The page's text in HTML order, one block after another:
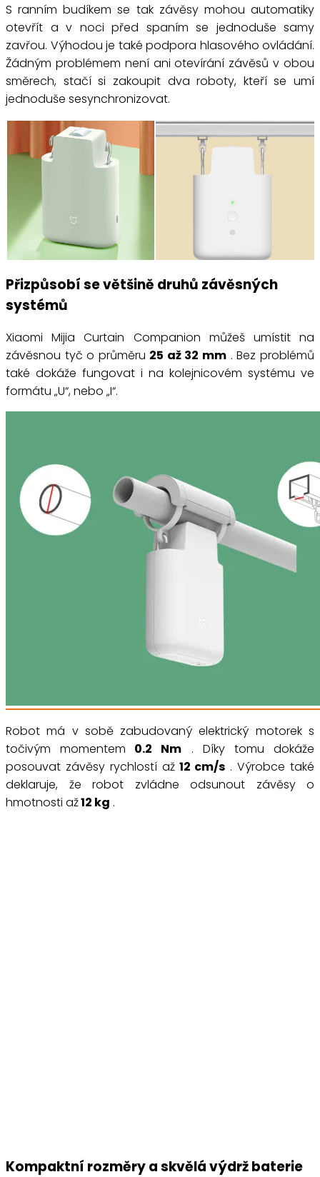
S ranním budíkem se tak závěsy mohou automatiky
otevřít a v noci před spaním se jednoduše samy
zavřou. Výhodou je také podpora hlasového ovládání.
Žádným problémem není ani otevírání závěsů v obou
směrech, stačí si zakoupit dva roboty, kteří se umí
jednoduše sesynchronizovat.
Přizpůsobí se většině druhů závěsných
systémů
Xiaomi Mijia Curtain Companion můžeš umístit na
závěsnou tyč o průměru 25 až 32 mm. Bez problémů
také dokáže fungovat i na kolejnicovém systému ve
formátu „U“, nebo „I“.
Robot má v sobě zabudovaný elektrický motorek s
točivým momentem 0.2 Nm . Díky tomu dokáže
posouvat závěsy rychlostí až12 cm/s . Výrobce také
deklaruje, že robot zvládne odsunout závěsy o
hmotnosti až12 kg .
Kompaktní rozměry a skvělá výdrž baterie